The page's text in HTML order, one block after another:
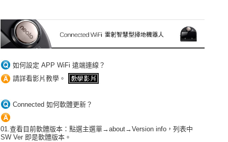
如何設定 APP WiFi 遠端連線？
請詳看影片教學。
Connected 如何軟體更新？
01.查看目前軟體版本：點選主選單→about→Version info，列表中
SW Ver 即是軟體版本。